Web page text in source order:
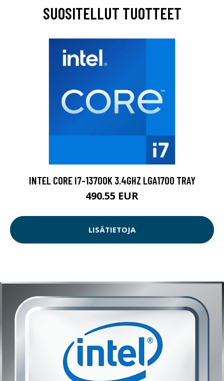
SUOSITELLUT TUOTTEET
INTEL CORE I7-13700K 3.4GHZ LGA1700 TRAY
490.55 EUR
LISÄTIETOJA